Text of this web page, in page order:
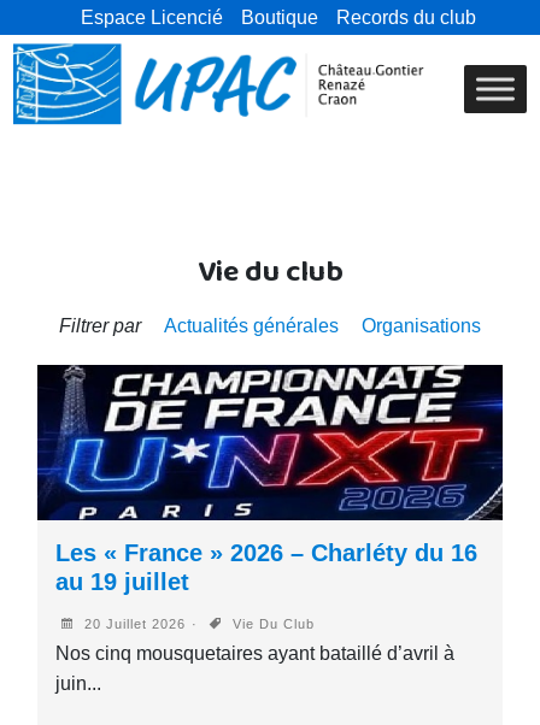
Espace Licencié Boutique Records du club
Vie du club
Filtrer par Actualités générales Organisations
Les « France » 2026 – Charléty du 16
au 19 juillet
20 Juillet 2026 Vie Du Club
Nos cinq mousquetaires ayant bataillé d’avril à
juin...